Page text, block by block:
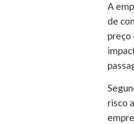
A
de
preço
risco